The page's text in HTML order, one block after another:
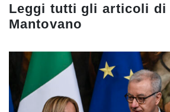
Leggi tutti gli articoli di
Mantovano